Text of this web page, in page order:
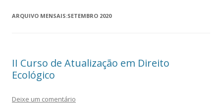
ARQUIVO MENSAIS:SETEMBRO 2020
II Curso de Atualização em Direito
Ecológico
Deixe um comentário